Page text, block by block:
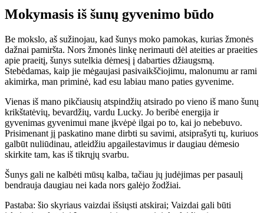
Mokymasis iš šunų gyvenimo būdo
Be mokslo, aš sužinojau, kad šunys moko pamokas, kurias žmonės
dažnai pamiršta. Nors žmonės linkę nerimauti dėl ateities ar praeities
apie praeitį, šunys sutelkia dėmesį į dabarties džiaugsmą.
Stebėdamas, kaip jie mėgaujasi pasivaikščiojimu, malonumu ar rami
akimirka, man priminė, kad esu labiau mano paties gyvenime.
Vienas iš mano pikčiausių atspindžių atsirado po vieno iš mano šunų
krikštatėvių, bevardžių, vardu Lucky. Jo beribė energija ir
gyvenimas gyvenimui mane įkvėpė ilgai po to, kai jo nebebuvo.
Prisimenant jį paskatino mane dirbti su savimi, atsiprašyti tų, kuriuos
galbūt nuliūdinau, atleidžiu apgailestavimus ir daugiau dėmesio
skirkite tam, kas iš tikrųjų svarbu.
Šunys gali ne kalbėti mūsų kalba, tačiau jų judėjimas per pasaulį
bendrauja daugiau nei kada nors galėjo žodžiai.
Pastaba: šio skyriaus vaizdai išsiųsti atskirai; Vaizdai gali būti